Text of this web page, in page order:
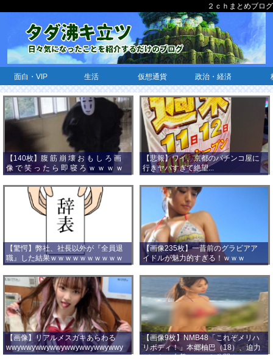
２ｃｈまとめブログ
面白・VIP 生活 仮想通貨 政治・経済
【140枚】腹 筋 崩 壊 お も し ろ 画
像 で 笑 っ た ら 即 寝 ろ ｗ ｗ ｗ ｗ
ｗ ｗ ｗ ｗ ｗ ｗ ｗ ｗ
【悲報】ワイ、京都のパチンコ屋に
行きヤバすぎて絶望...
【驚愕】弊社、社長以外が『全員退
職』した結果ｗｗｗｗｗｗｗｗｗｗ
ｗｗｗ
【画像235枚】一昔前のグラビアア
イドルが魅力的すぎる！ｗｗｗ
【画像】リアルメスガキあらわる
wwywwywwywwywwywwywwywwy
【画像9枚】NMB48「これぞメリハ
リボディ！」本郷柚巴（18）、迫力